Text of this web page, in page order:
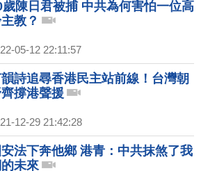
歲陳日君被捕 中共為何害怕一位高
教？
05-12 22:11:57
詩追尋香港民主站前線！台灣朝
撐港聲援
12-29 21:42:28
安法下奔他鄉 港青：中共抹煞了我
未來